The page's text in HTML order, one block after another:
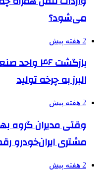
می‌شود؟
2 هفته پیش
بازگشت ۴۶
البرز به چرخه تولید
2 هفته پیش
وقتی مدیران گروه
مشتری ایران‌خودرو
2 هفته پیش